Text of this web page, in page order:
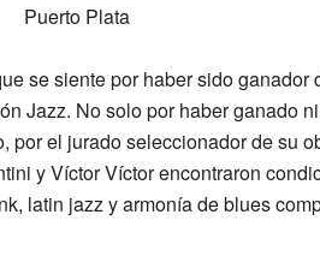
Puerto Plata
se siente por haber sido ganador
Jazz. No solo por haber ganado
por el jurado seleccionador de su
y Víctor Víctor encontraron
latin jazz y armonía de blues